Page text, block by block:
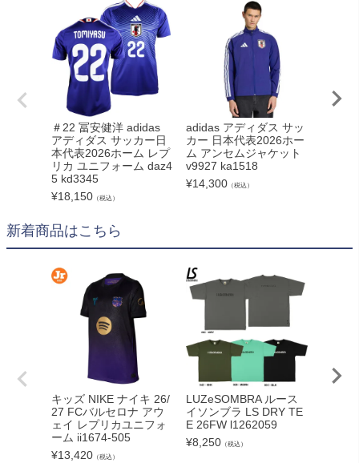
＃22 冨安健洋 adidas
アディダス サッカー日
本代表2026ホーム レプ
リカ ユニフォーム daz4
5 kd3345
¥18,150 （税込）
adidas アディダス サッ
カー 日本代表2026ホー
ム アンセムジャケット
v9927 ka1518
¥14,300 （税込）
新着商品はこちら
キッズ NIKE ナイキ 26/
27 FCバルセロナ アウ
ェイ レプリカユニフォ
ーム ii1674-505
¥13,420 （税込）
LUZeSOMBRA ルース
イソンブラ LS DRY TE
E 26FW l1262059
¥8,250 （税込）